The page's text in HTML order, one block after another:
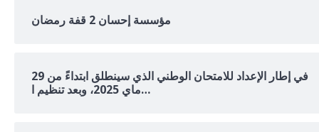
مؤسسة إحسان 2 قفة رمضان
في إطار الإعداد للامتحان الوطني الذي سينطلق ابتداءً من 29
ماي 2025، وبعد تنظيم ا…